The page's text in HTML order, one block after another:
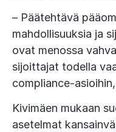
– Päätehtävä
mahdollisuuksia ja
ovat menossa
sijoittajat todella
compliance-
Kivimäen mukaan
asetelmat